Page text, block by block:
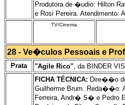
Produtora de �udio: Hilton
e Rosi Pereira.
TV/Cinema
28 - Ve�culos Pessoais e
Prata "Agile Rico", da BINDER
FICHA TÉCNICA: Dire��o
Guilherme Brum. Reda��o:
Ferreira, Andr� S� e Pedro